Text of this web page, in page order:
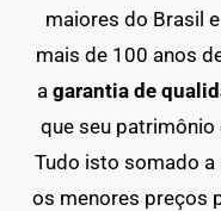
maiores do Brasil
mais de 100 anos
a garantia de
que seu
Tudo isto somado
os menores preços